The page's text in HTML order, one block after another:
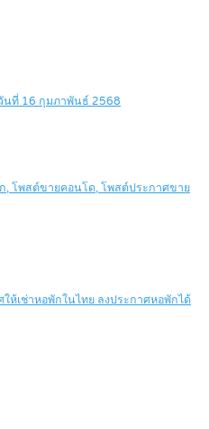
นที่ 16 กุมภาพันธ์ 2568
, โพสต์ขายคอนโด, โพสต์ประกาศขาย
ห้เช่าหอพักในไทย ลงประกาศหอพักได้